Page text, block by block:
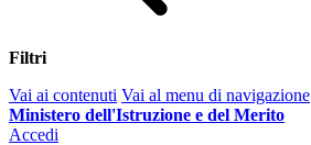
Filtri
Vai ai contenuti Vai al menu di navigazione
Ministero dell'Istruzione e del Merito
Accedi